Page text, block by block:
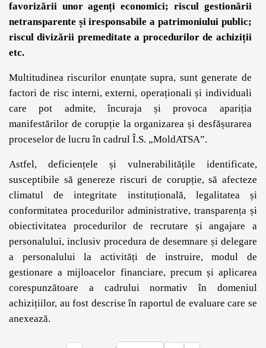
favorizării unor agenți economici; riscul gestionării
netransparente și iresponsabile a patrimoniului public;
riscul divizării premeditate a procedurilor de achiziții
etc.
Multitudinea riscurilor enunțate supra, sunt generate de
factori de risc interni, externi, operaționali și individuali
care pot admite, încuraja și provoca apariția
manifestărilor de corupție la organizarea și desfășurarea
proceselor de lucru în cadrul Î.S. „MoldATSA”.
Astfel, deficiențele și vulnerabilitățile identificate,
susceptibile să genereze riscuri de corupție, să afecteze
climatul de integritate instituțională, legalitatea și
conformitatea procedurilor administrative, transparența și
obiectivitatea procedurilor de recrutare și angajare a
personalului, inclusiv procedura de desemnare și delegare
a personalului la activități de instruire, modul de
gestionare a mijloacelor financiare, precum și aplicarea
corespunzătoare a cadrului normativ în domeniul
achizițiilor, au fost descrise în raportul de evaluare care se
anexează.